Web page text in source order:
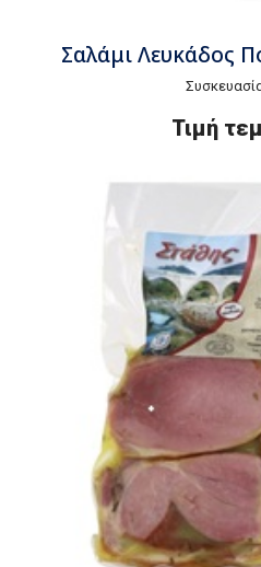
Σαλάμι Λευκάδος
Τιμή